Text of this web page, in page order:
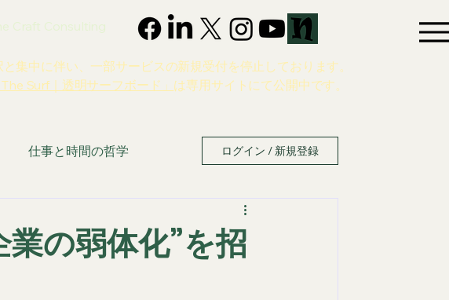
Craft Consulting
集中に伴い、一部サービスの新規受付を停止しております。
The Surf｜透明サーフボード」 は専用サイトにて公開中です。
仕事と時間の哲学 ログイン / 新規登録
の弱体化”を招